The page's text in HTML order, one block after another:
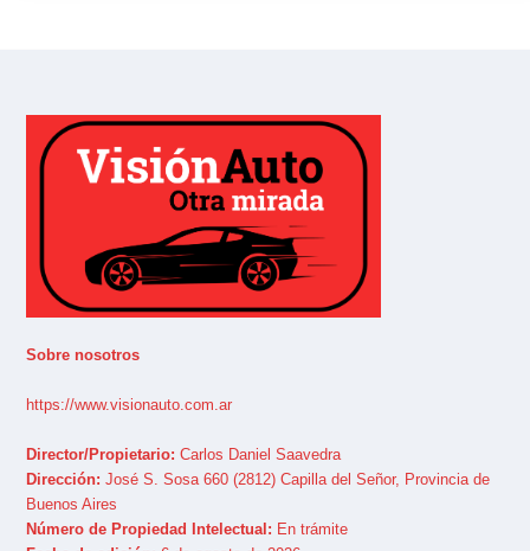
Sobre nosotros
https://www.visionauto.com.ar
Director/Propietario: Carlos Daniel Saavedra
Dirección: José S. Sosa 660 (2812) Capilla del Señor, Provincia de
Buenos Aires
Número de Propiedad Intelectual: En trámite